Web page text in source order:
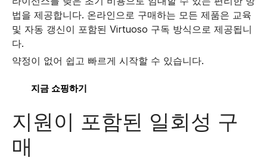
법을 제공합니다. 온라인으로 구매하는 모든 제품은 교육
및 자동 갱신이 포함된 Virtuoso 구독 방식으로 제공됩니
다.
약정이 없어 쉽고 빠르게 시작할 수 있습니다.
지금 쇼핑하기
지원이 포함된 일회성 구
매